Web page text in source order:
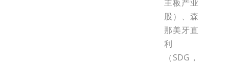
主板产业
股）、森
那美牙直
利
（SDG，